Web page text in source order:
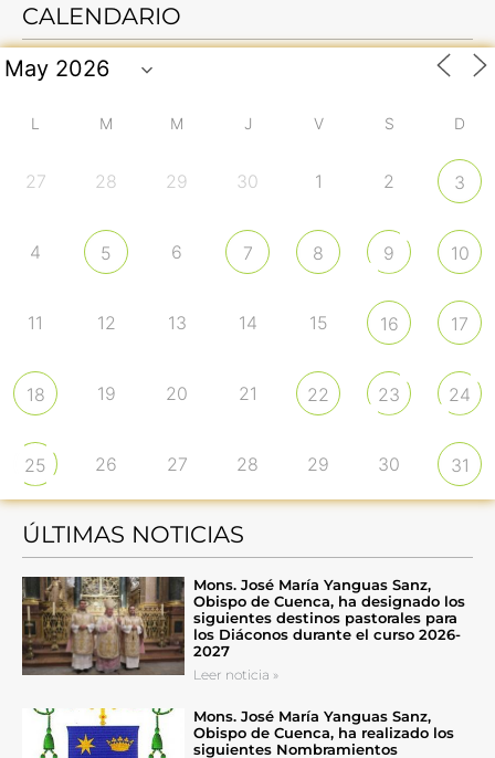
CALENDARIO
L M M J V S D
27 28 29 30 1 2 3
4 5 6 7 8 9 10
11 12 13 14 15 16 17
18 19 20 21 22 23 24
25 26 27 28 29 30 31
ÚLTIMAS NOTICIAS
Mons. José María Yanguas Sanz,
Obispo de Cuenca, ha designado los
siguientes destinos pastorales para
los Diáconos durante el curso 2026-
2027
Leer noticia »
Mons. José María Yanguas Sanz,
Obispo de Cuenca, ha realizado los
siguientes Nombramientos